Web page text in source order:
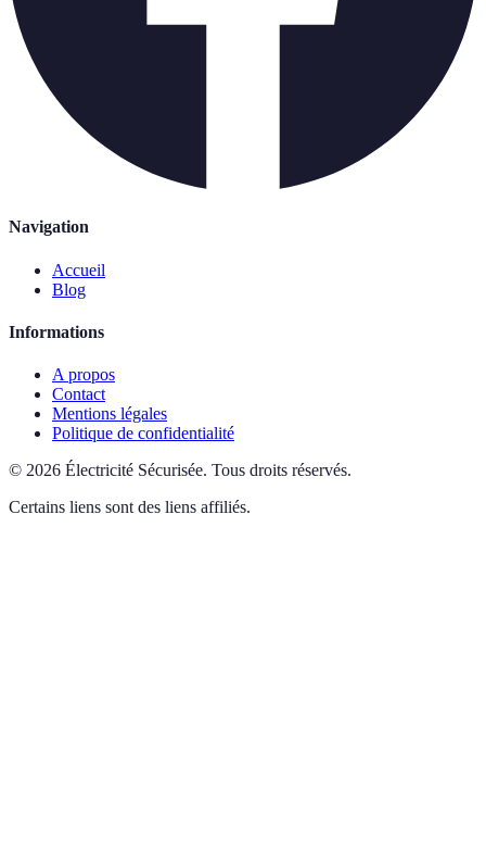
Navigation
Accueil
Blog
Informations
A propos
Contact
Mentions légales
Politique de confidentialité
© 2026 Électricité Sécurisée. Tous droits réservés.
Certains liens sont des liens affiliés.